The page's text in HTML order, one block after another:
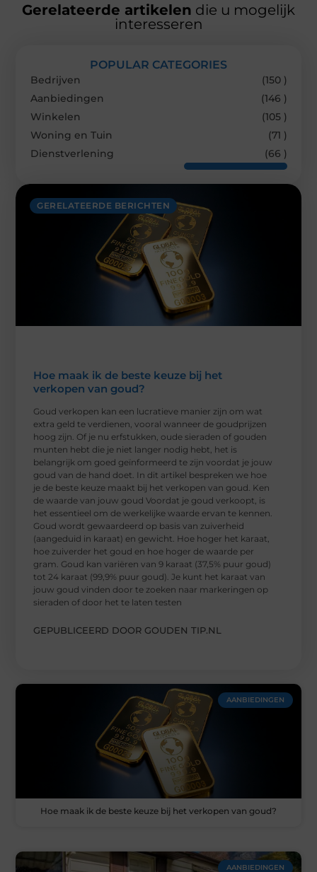
Gerelateerde artikelen die u mogelijk
interesseren
GERELATEERDE BERICHTEN
Hoe maak ik de beste keuze bij het
verkopen van goud?
Goud verkopen kan een lucratieve manier zijn om wat
extra geld te verdienen, vooral wanneer de goudprijzen
hoog zijn. Of je nu erfstukken, oude sieraden of gouden
munten hebt die je niet langer nodig hebt, het is
belangrijk om goed geïnformeerd te zijn voordat je jouw
goud van de hand doet. In dit artikel bespreken we hoe
je de beste keuze maakt bij het verkopen van goud. Ken
de waarde van jouw goud Voordat je goud verkoopt, is
het essentieel om de werkelijke waarde ervan te kennen.
Goud wordt gewaardeerd op basis van zuiverheid
(aangeduid in karaat) en gewicht. Hoe hoger het karaat,
hoe zuiverder het goud en hoe hoger de waarde per
gram. Goud kan variëren van 9 karaat (37,5% puur goud)
tot 24 karaat (99,9% puur goud). Je kunt het karaat van
jouw goud vinden door te zoeken naar markeringen op
sieraden of door het te laten testen
GEPUBLICEERD DOOR GOUDEN TIP.NL
POPULAR CATEGORIES
Bedrijven
(150 )
Aanbiedingen
(146 )
Winkelen
(105 )
Woning en Tuin
(71 )
Dienstverlening
(66 )
AANBIEDINGEN
Hoe maak ik de beste keuze bij het verkopen van goud?
AANBIEDINGEN